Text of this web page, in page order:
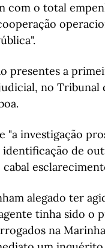
com o total
presentes a
no Tribunal
"a investigação
identificação de
alegado ter
tinha sido o
na